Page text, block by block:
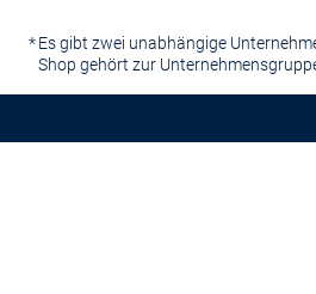
Es gibt zwei unabhängige
Shop gehört zur